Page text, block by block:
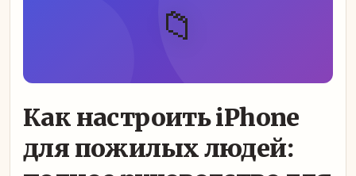
📁
Как настроить iPhone
для пожилых людей: